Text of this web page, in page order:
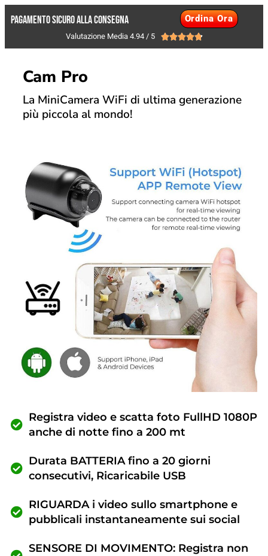
PAGAMENTO SICURO ALLA CONSEGNA Ordina Ora
Valutazione Media 4.94 / 5 
Cam Pro
La MiniCamera WiFi di ultima generazione
più piccola al mondo!
Registra video e scatta foto FullHD 1080P
anche di notte fino a 200 mt
Durata BATTERIA fino a 20 giorni
consecutivi, Ricaricabile USB
RIGUARDA i video sullo smartphone e
pubblicali instantaneamente sui social
SENSORE DI MOVIMENTO: Registra non